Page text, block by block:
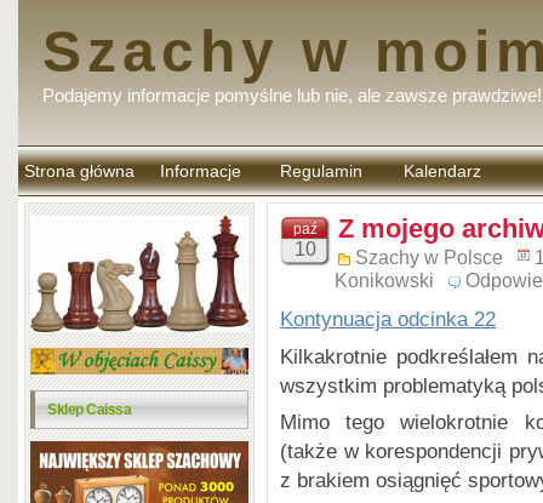
Szachy w
Podajemy informacje pomyślne lub nie, ale zawsze prawdziwe!
Strona główna Informacje Regulamin
komentarzy
Kalendarz
Sklep Caissa
paź
10
Z mojego
Szachy w Polsce
Konikowski
Kontynuacja odcinka 22
Kilkakrotnie podkreślałem
wszystkim problematyką
Mimo tego wielokrotnie
(także w korespondencji
z brakiem osiągnięć